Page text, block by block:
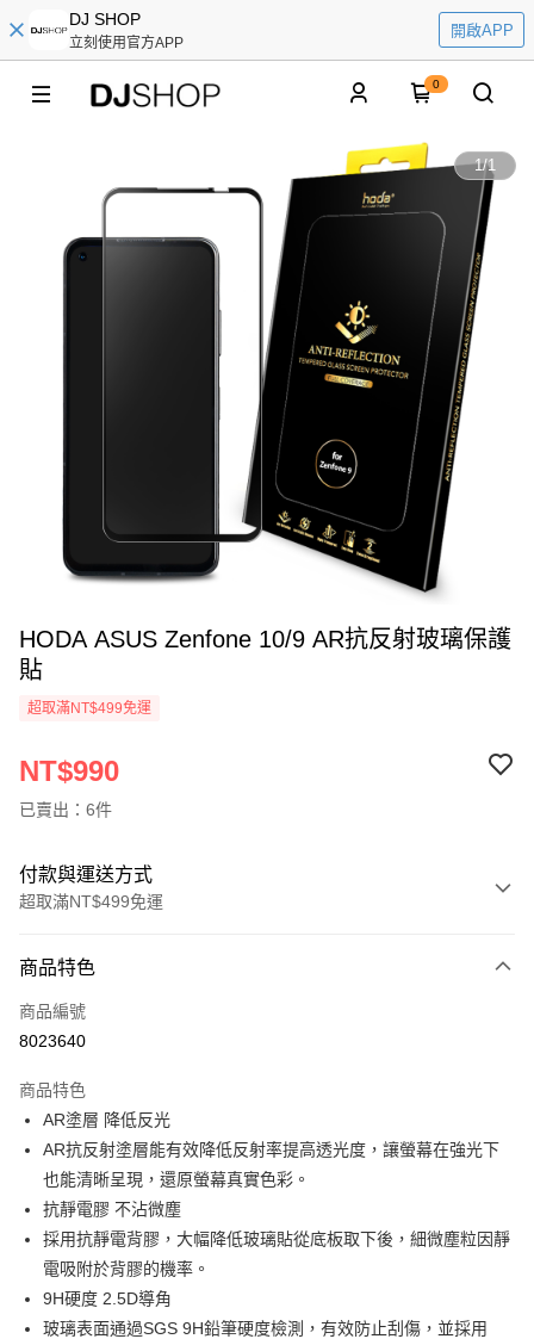
DJ SHOP
立刻使用官方APP
開啟APP
0
1/1
HODA ASUS Zenfone 10/9 AR抗反射玻璃保護
貼
超取滿NT$499免運
NT$990
已賣出：6件
付款與運送方式
超取滿NT$499免運
信用卡一次付款
超商取貨付款
Apple Pay
街口支付
悠遊付
AFTEE先享後付
相關說明
【關於「AFTEE先享後付」】
AFTEE先享後付是「在收到商品之後才付款」的支付方式。 讓您購物簡單
ATM付款
商品特色
商品編號
8023640
商品特色
AR塗層 降低反光
AR抗反射塗層能有效降低反射率提高透光度，讓螢幕在強光下
也能清晰呈現，還原螢幕真實色彩。
抗靜電膠 不沾微塵
採用抗靜電背膠，大幅降低玻璃貼從底板取下後，細微塵粒因靜
電吸附於背膠的機率。
9H硬度 2.5D導角
玻璃表面通過SGS 9H鉛筆硬度檢測，有效防止刮傷，並採用